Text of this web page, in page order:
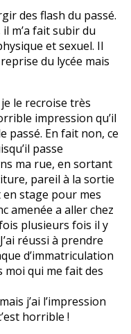
des flash du passé.
m’a fait subir du
et sexuel. Il
du lycée mais
le recroise très
impression qu’il
passé. En fait non, ce
passe
ma rue, en sortant
pareil à la sortie
stage pour mes
amenée a aller chez
plusieurs fois il y
réussi à prendre
d’immatriculation
moi qui me fait des
j’ai l’impression
horrible !